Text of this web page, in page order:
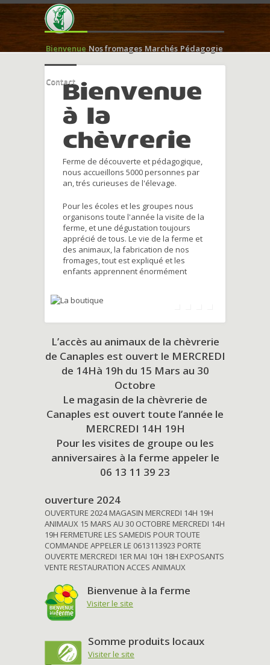
Bienvenue Nos fromages Marchés Pédagogie
ContactBienvenue
à la
chèvrerie
Ferme de découverte et pédagogique,
nous accueillons 5000 personnes par
an, trés curieuses de l'élevage.
Pour les écoles et les groupes nous
organisons toute l'année la visite de la
ferme, et une dégustation toujours
apprécié de tous. Le vie de la ferme et
des animaux, la fabrication de nos
fromages, tout est expliqué et les
enfants apprennent énormément
L’accès au animaux de la chèvrerie
de Canaples est ouvert le MERCREDI
de 14Hà 19h du 15 Mars au 30
Octobre
Le magasin de la chèvrerie de
Canaples est ouvert toute l’année le
MERCREDI 14H 19H
Pour les visites de groupe ou les
anniversaires à la ferme appeler le
06 13 11 39 23
ouverture 2024
OUVERTURE 2024 MAGASIN MERCREDI 14H 19H
ANIMAUX 15 MARS AU 30 OCTOBRE MERCREDI 14H
19H FERMETURE LES SAMEDIS POUR TOUTE
COMMANDE APPELER LE 0613113923 PORTE
OUVERTE MERCREDI 1ER MAI 10H 18H EXPOSANTS
VENTE RESTAURATION ACCES ANIMAUX
Bienvenue à la ferme
Visiter le site
Somme produits locaux
Visiter le site